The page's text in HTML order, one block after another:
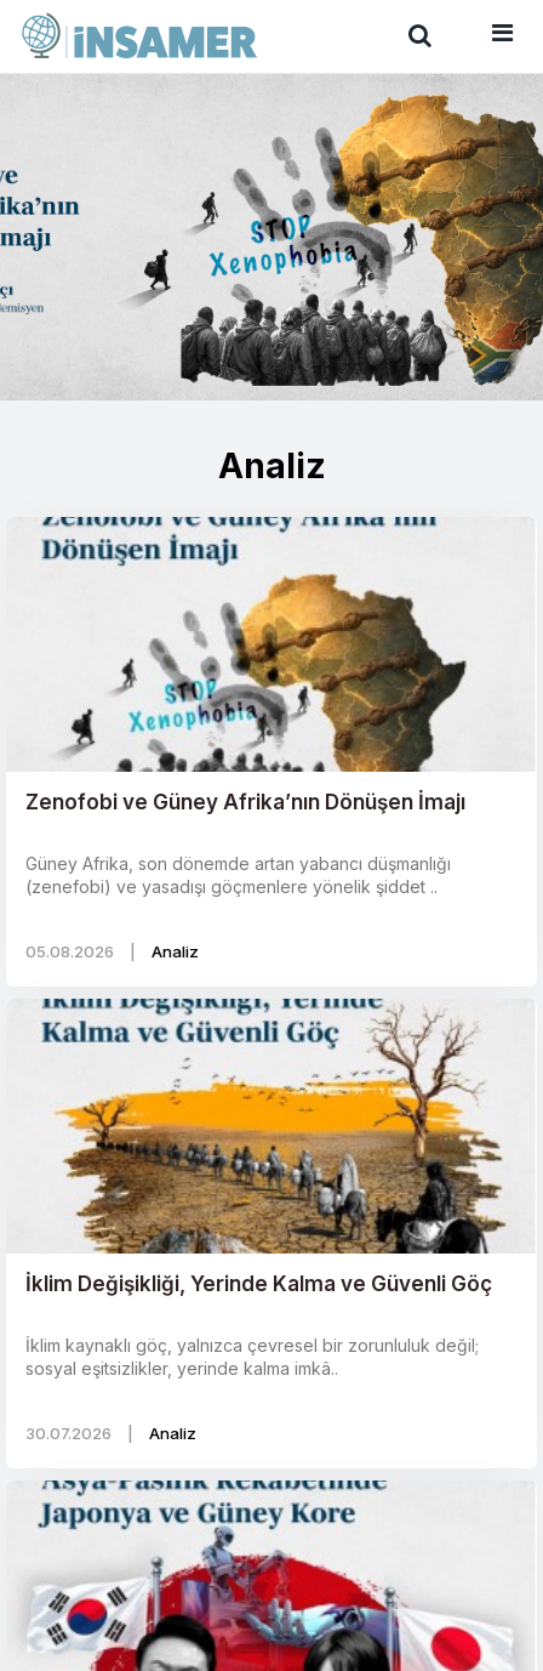
Analiz
Zenofobi ve Güney Afrika’nın Dönüşen İmajı
Güney Afrika, son dönemde artan yabancı düşmanlığı
(zenefobi) ve yasadışı göçmenlere yönelik şiddet ..
05.08.2026 Analiz
İklim Değişikliği, Yerinde Kalma ve Güvenli Göç
İklim kaynaklı göç, yalnızca çevresel bir zorunluluk değil;
sosyal eşitsizlikler, yerinde kalma imkâ..
30.07.2026 Analiz